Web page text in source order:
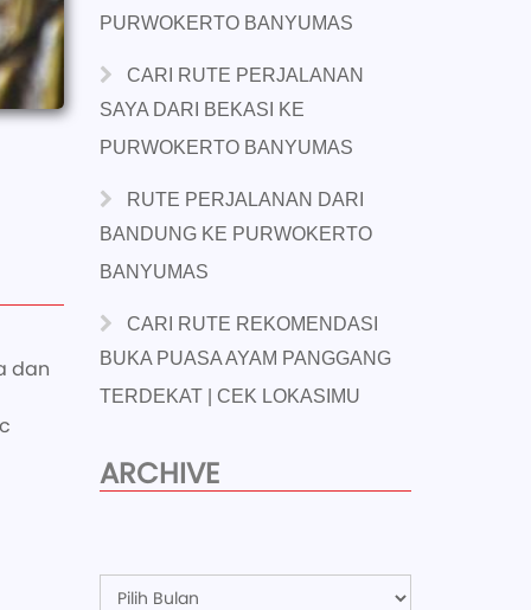
dan
PURWOKERTO BANYUMAS
CARI RUTE PERJALANAN
SAYA DARI BEKASI KE
PURWOKERTO BANYUMAS
RUTE PERJALANAN DARI
BANDUNG KE PURWOKERTO
BANYUMAS
CARI RUTE REKOMENDASI
BUKA PUASA AYAM PANGGANG
TERDEKAT | CEK LOKASIMU
ARCHIVE